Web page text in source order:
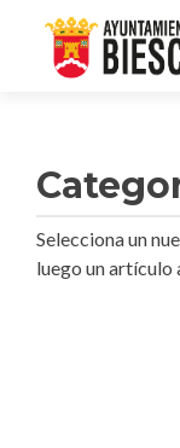
Selecciona un
luego un artículo